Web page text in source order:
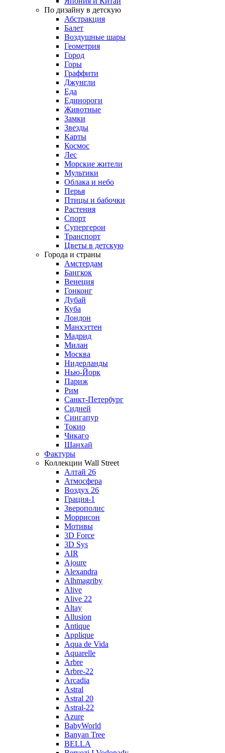
По дизайну в детскую
Абстракция
Балет
Воздушные шары
Геометрия
Город
Горы
Граффити
Джунгли
Еда
Единороги
Животные
Замки
Звезды
Карты
Космос
Лес
Морские жители
Мультики
Облака и небо
Перья
Птицы и бабочки
Растения
Спорт
Супергерои
Транспорт
Цветы в детскую
Города и страны
Амстердам
Бангкок
Венеция
Гонконг
Дубай
Куба
Лондон
Манхэттен
Мадрид
Милан
Москва
Нидерланды
Нью-Йорк
Париж
Рим
Санкт-Петербург
Сидней
Сингапур
Токио
Чикаго
Шанхай
Фактуры
Коллекции Wall Street
Алтай 26
Атмосфера
Воздух 26
Грация-1
Зверополис
Моррисон
Мотивы
3D Force
3D Sys
AIR
Ajoure
Alexandra
Alhmagriby
Alive
Alive 22
Altay
Allusion
Antique
Applique
Aqua de Vida
Aquarelle
Arbre
Arbre-22
Arcadia
Astral
Astral 20
Astral-22
Azure
BabyWorld
Banyan Tree
BELLA